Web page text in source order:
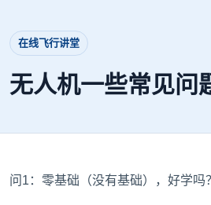
在线飞行讲堂
无人机一些常见问
问1：零基础（没有基础），好学吗？